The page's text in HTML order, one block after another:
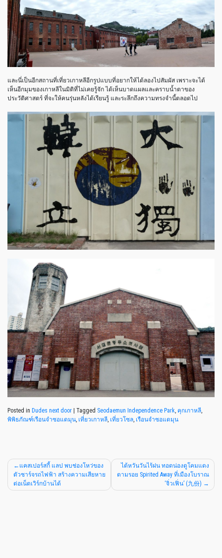
และนี่เป็นอีกสถานที่เที่ยวเกาหลีอีกรูปแบบที่อยากให้ได้ลองไปสัมผัส เพราะจะได้
เห็นอีกมุมของเกาหลีในมิติที่ไม่เคยรู้จัก ได้เห็นบาดแผลและคราบน้ำตาของ
ประวัติศาสตร์ ที่จะให้คนรุ่นหลังได้เรียนรู้ และระลึกถึงความทรงจำนี้ตลอดไป
Posted in Dudes next door | Tagged Seodaemun Independence Park คุกเกาหลี
พิพิธภัณฑ์เรือนจำซอแดมุน เที่ยวเกาหลี เที่ยวโซล เรือนจำซอแดมุน
แคสเปอร์สกี้ แลป พบช่องโหว่ของ
ตัวชาร์จรถไฟฟ้า สร้างความเสียหาย
ต่อเน็ตเวิร์กบ้านได้
ไต้หวันวันไร้ฝน ทอดน่องดูโคมแดง
ตามรอย Spirited Away ที่เมืองโบราณ
‘จิ่วเฟิ่น’ (九份)